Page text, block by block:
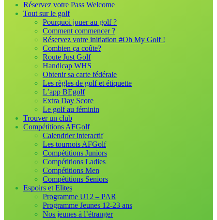
Réservez votre Pass Welcome
Tout sur le golf
Pourquoi jouer au golf ?
Comment commencer ?
Réservez votre initiation #Oh My Golf !
Combien ça coûte?
Route Just Golf
Handicap WHS
Obtenir sa carte fédérale
Les règles de golf et étiquette
L’app BEgolf
Extra Day Score
Le golf au féminin
Trouver un club
Compétitions AFGolf
Calendrier interactif
Les tournois AFGolf
Compétitions Juniors
Compétitions Ladies
Compétitions Men
Compétitions Seniors
Espoirs et Elites
Programme U12 – PAR
Programme Jeunes 12-23 ans
Nos jeunes à l’étranger